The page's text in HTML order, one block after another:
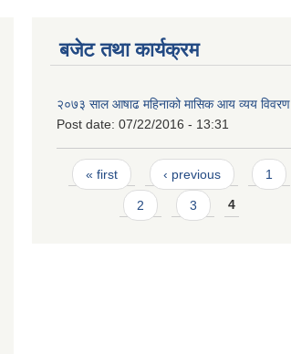
बजेट तथा कार्यक्रम
२०७३ साल आषाढ महिनाको मासिक आय व्यय विवरण
Post date: 07/22/2016 - 13:31
Pages
« first ‹ previous 1
2 3 4